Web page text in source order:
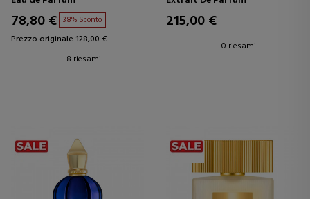
78,80 € 38% Sconto
Prezzo originale 128,00 €
8 riesami
215,00 €
0 riesami